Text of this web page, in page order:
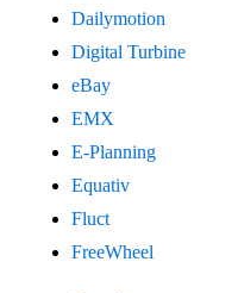
Dailymotion
Digital Turbine
eBay
EMX
E-Planning
Equativ
Fluct
FreeWheel